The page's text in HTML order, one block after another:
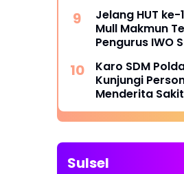
Kamtibmas.
Jelang HUT ke-
Mull Makmun
Pengurus IWO
Komando
Karo SDM
Kunjungi
Menderita Sakit
Sulsel